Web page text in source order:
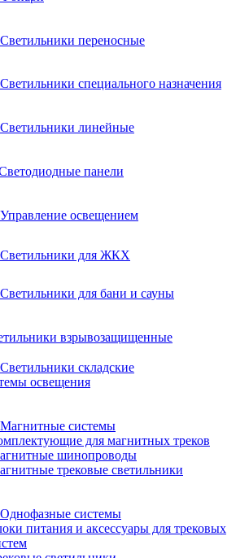
Светильники переносные
Светильники специального назначения
Светильники линейные
панели
Управление освещением
Светильники для ЖКХ
Светильники для бани и сауны
взрывозащищенные
Светильники складские
освещения
Магнитные системы
для магнитных треков
шинопроводы
трековые светильники
Однофазные системы
питания и аксессуары для трековых